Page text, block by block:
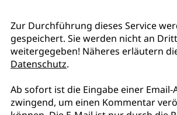
Zur Durchführung dieses Service
gespeichert. Sie werden nicht an
weitergegeben! Näheres erläutern
Datenschutz.
Ab sofort ist die Eingabe einer Email-
zwingend, um einen Kommentar